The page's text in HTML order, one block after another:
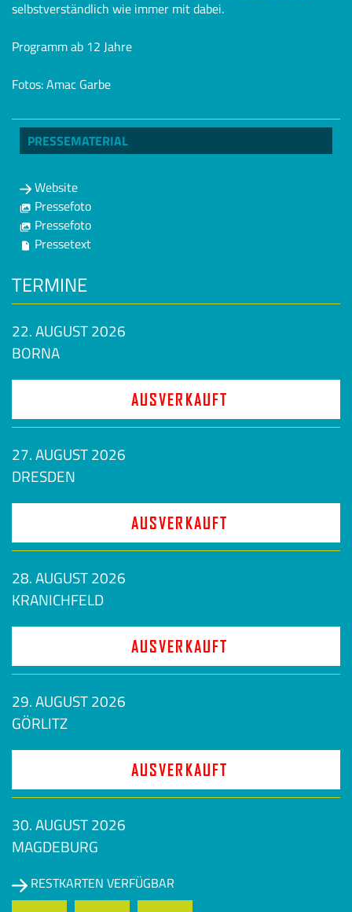
selbstverständlich wie immer mit dabei.
Programm ab 12 Jahre
Fotos: Amac Garbe
PRESSEMATERIAL
Website
Pressefoto
Pressefoto
Pressetext
TERMINE
22. AUGUST 2026
BORNA
AUSVERKAUFT
27. AUGUST 2026
DRESDEN
AUSVERKAUFT
28. AUGUST 2026
KRANICHFELD
AUSVERKAUFT
29. AUGUST 2026
GÖRLITZ
AUSVERKAUFT
30. AUGUST 2026
MAGDEBURG
RESTKARTEN VERFÜGBAR